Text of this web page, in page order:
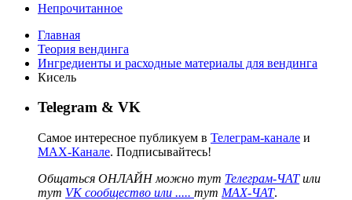
Непрочитанное
Главная
Теория вендинга
Ингредиенты и расходные материалы для вендинга
Кисель
Telegram & VK
Самое интересное публикуем в Телеграм-канале и
MAX-Канале. Подписывайтесь!
Общаться ОНЛАЙН можно тут Телеграм-ЧАТили
тут VK сообщество или ..... тут MAX-ЧАТ.